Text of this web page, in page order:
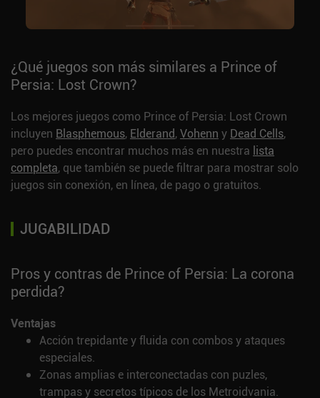
¿Qué juegos son más similares a Prince of
Persia: Lost Crown?
Los mejores juegos como Prince of Persia: Lost Crown
incluyen Blasphemous, Elderand,Vohenn y Dead Cells,
pero puedes encontrar muchos más en nuestra lista
completa, que también se puede filtrar para mostrar solo
juegos sin conexión, en línea, de pago o gratuitos.
JUGABILIDAD
Pros y contras de Prince of Persia: La corona
perdida?
Ventajas
Acción trepidante y fluida con combos y ataques
especiales.
Zonas amplias e interconectadas con puzles,
trampas y secretos típicos de los Metroidvania.